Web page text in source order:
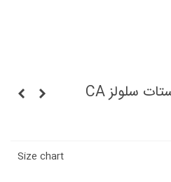
فیلتر سر سرنگی22/ 0 استات سلولز CA
Size chart